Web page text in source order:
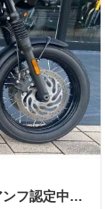
ＴＲＩＵＭＰＨ ボンネビルＴ１２０ トライアンフ認定中古車 ワンオーナー タンデムグラブバー